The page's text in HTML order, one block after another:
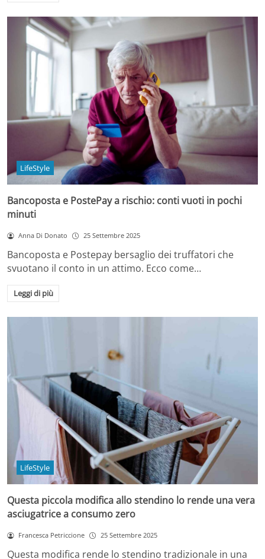
LifeStyle
Bancoposta e PostePay a rischio: conti vuoti in pochi
minuti
Anna Di Donato 25 Settembre 2025
Bancoposta e Postepay bersaglio dei truffatori che
svuotano il conto in un attimo. Ecco come…
Leggi di più
LifeStyle
Questa piccola modifica allo stendino lo rende una vera
asciugatrice a consumo zero
Francesca Petriccione 25 Settembre 2025
Questa modifica rende lo stendino tradizionale in una